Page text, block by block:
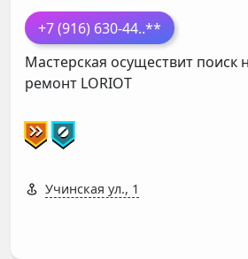
+7 (916) 630-44..**
Мастерская осуществит поиск
ремонт LORIOT
Учинская ул., 1